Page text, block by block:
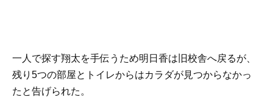
一人で探す翔太を手伝うため明日香は旧校舎へ戻るが、
残り5つの部屋とトイレからはカラダが見つからなかっ
たと告げられた。